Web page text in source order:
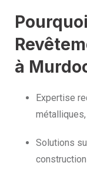
à
Expertise
métalliques,
Solutions